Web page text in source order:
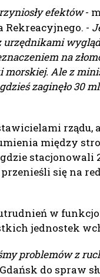
efektów-
Rekreacyjnego. -
na
Ale z
zaginęło 30
rządu,
między
stacjonowali
się na
w
jednostek
problemów z
do spraw